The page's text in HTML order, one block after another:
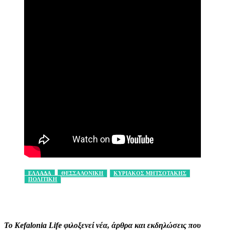
ΕΛΛΑΔΑ ΘΕΣΣΑΛΟΝΙΚΗ
ΚΥΡΙΑΚΟΣ ΜΗΤΣΟΤΑΚΗΣ
ΠΟΛΙΤΙΚΗ
Το Kefalonia Life φιλοξενεί νέα, άρθρα και εκδηλώσεις που